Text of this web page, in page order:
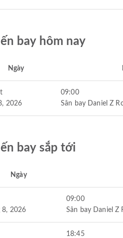
bay hôm nay
Ngày
2026
09:00
Sân bay Daniel Z
bay sắp tới
Ngày
8, 2026
09:00
Sân bay Daniel Z
18:45